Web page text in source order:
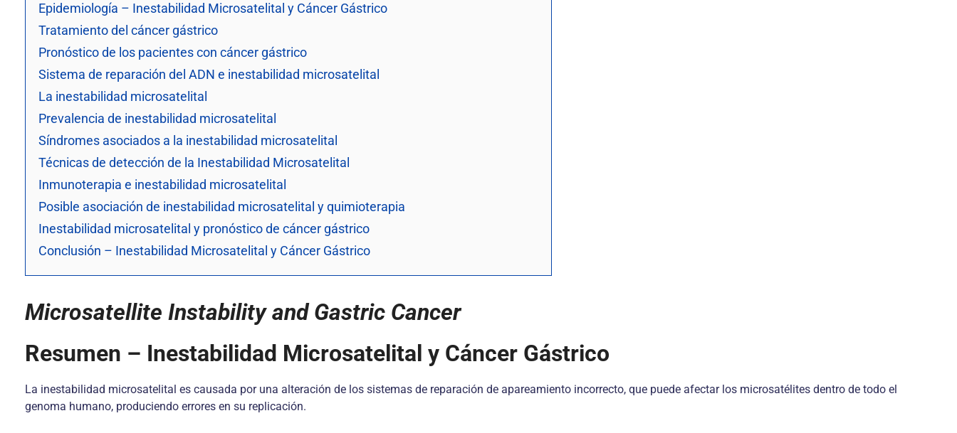
Epidemiología – Inestabilidad Microsatelital y Cáncer Gástrico
Tratamiento del cáncer gástrico
Pronóstico de los pacientes con cáncer gástrico
Sistema de reparación del ADN e inestabilidad microsatelital
La inestabilidad microsatelital
Prevalencia de inestabilidad microsatelital
Síndromes asociados a la inestabilidad microsatelital
Técnicas de detección de la Inestabilidad Microsatelital
Inmunoterapia e inestabilidad microsatelital
Posible asociación de inestabilidad microsatelital y quimioterapia
Inestabilidad microsatelital y pronóstico de cáncer gástrico
Conclusión – Inestabilidad Microsatelital y Cáncer Gástrico
Microsatellite Instability and Gastric Cancer
Resumen – Inestabilidad Microsatelital y Cáncer Gástrico
La inestabilidad microsatelital es causada por una alteración de los sistemas de reparación de apareamiento incorrecto, que puede afectar los microsatélites dentro de todo el
genoma humano, produciendo errores en su replicación.